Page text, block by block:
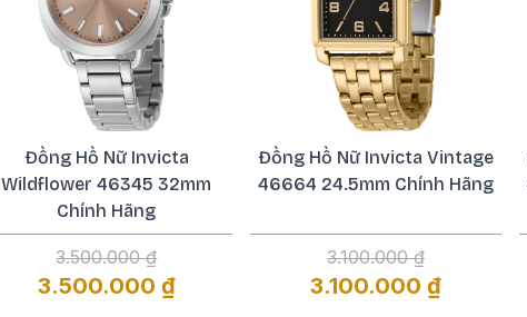
Đồng Hồ Nữ Invicta
Wildflower 46345 32mm
Chính Hãng
3.500.000 ₫
3.500.000 ₫
Đồng Hồ Nữ Invicta Vintage
46664 24.5mm Chính Hãng
3.100.000 ₫
3.100.000 ₫